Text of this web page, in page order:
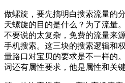
做螺旋，要先搞明白搜索流量的
天螺旋的目的是什么？为了流量
不要说的太复杂，免费的流量来
手机搜索。这三块的搜索逻辑和
量路口对宝贝的要求是不一样的
词还有属性要求，他是属性和关